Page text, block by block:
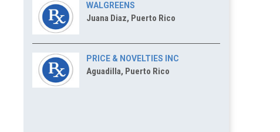
WALGREENS
Juana Diaz, Puerto Rico
PRICE & NOVELTIES INC
Aguadilla, Puerto Rico